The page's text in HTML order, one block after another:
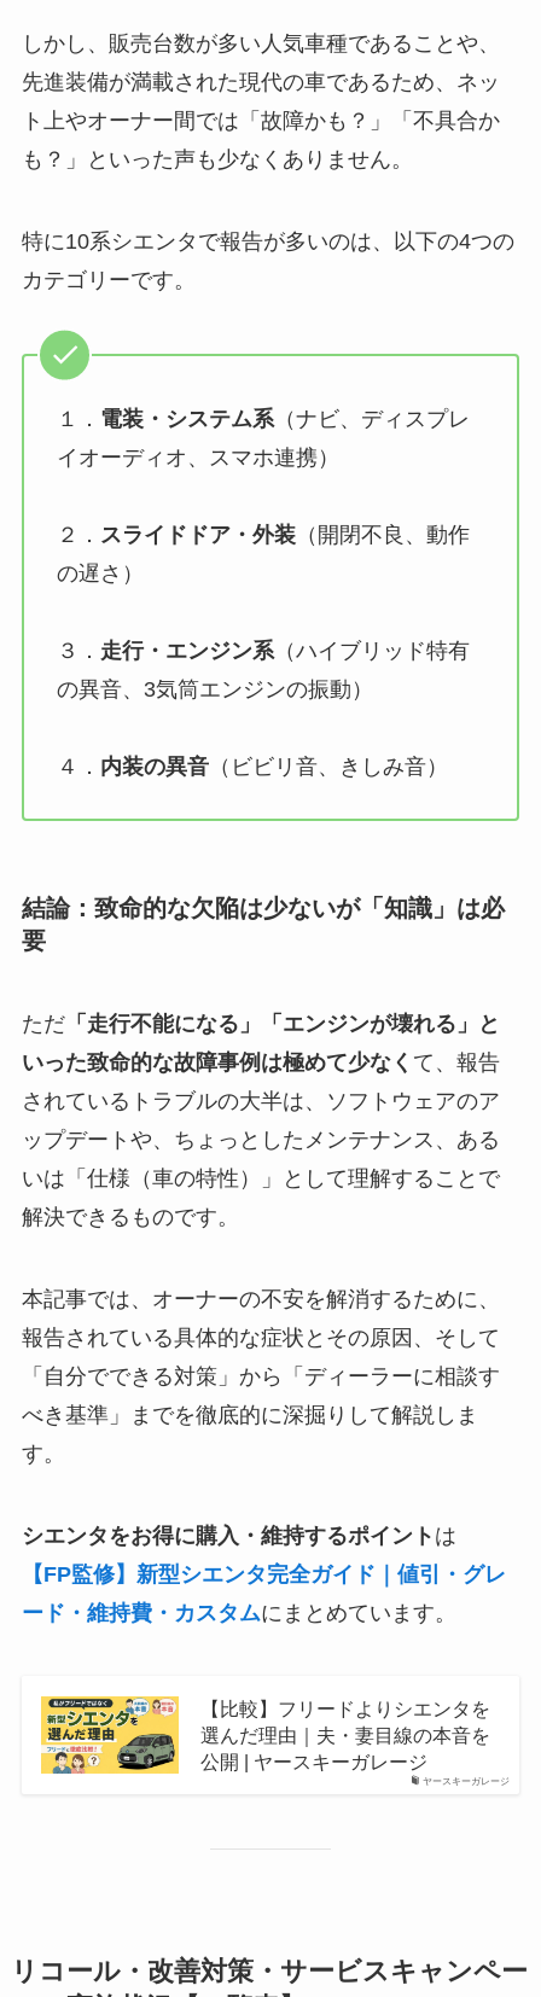
しかし、販売台数が多い人気車種であることや、
先進装備が満載された現代の車であるため、ネッ
ト上やオーナー間では「故障かも？」「不具合か
も？」といった声も少なくありません。
特に10系シエンタで報告が多いのは、以下の4つの
カテゴリーです。
１． 電装・システム系（ナビ、ディスプレ
イオーディオ、スマホ連携）
２． スライドドア・外装（開閉不良、動作
の遅さ）
３． 走行・エンジン系（ハイブリッド特有
の異音、3気筒エンジンの振動）
４． 内装の異音（ビビリ音、きしみ音）
結論：致命的な欠陥は少ないが「知識」は必
要
ただ「走行不能になる」「エンジンが壊れる」と
いった致命的な故障事例は極めて少なく て、報告
されているトラブルの大半は、ソフトウェアのア
ップデートや、ちょっとしたメンテナンス、ある
いは「仕様（車の特性）」として理解することで
解決できるものです。
本記事では、オーナーの不安を解消するために、
報告されている具体的な症状とその原因、そして
「自分でできる対策」から「ディーラーに相談す
べき基準」までを徹底的に深掘りして解説しま
す。
シエンタをお得に購入・維持するポイント は
【FP監修】新型シエンタ完全ガイド｜値引・グレ
ード・維持費・カスタムにまとめています。
ヤースキーガレージ
【比較】フリードよりシエンタを
選んだ理由｜夫・妻目線の本音を
公開 | ヤースキーガレージ
リコール・改善対策・サービスキャンペー